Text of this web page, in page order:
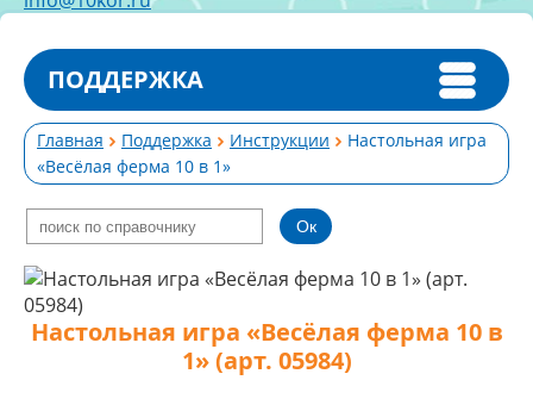
ПОДДЕРЖКА
Главная Поддержка Инструкции
Настольная игра
«Весёлая ферма 10 в 1»
Настольная игра «Весёлая ферма 10 в
1» (арт. 05984)